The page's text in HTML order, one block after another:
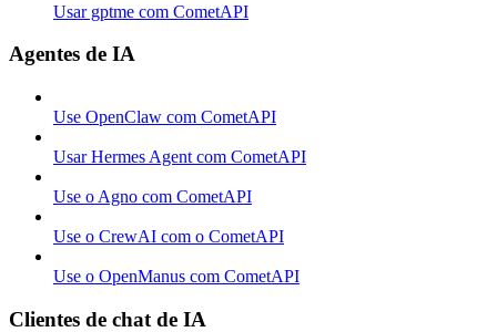
Usar gptme com CometAPI
Agentes de IA
Use OpenClaw com CometAPI
Usar Hermes Agent com CometAPI
Use o Agno com CometAPI
Use o CrewAI com o CometAPI
Use o OpenManus com CometAPI
Clientes de chat de IA